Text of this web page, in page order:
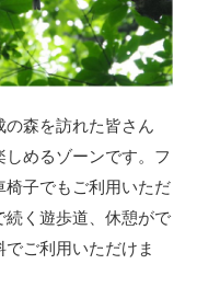
の森を訪れた皆さん
めるゾーンです。フ
椅子でもご利用いただ
続く遊歩道、休憩がで
ご利用いただけま